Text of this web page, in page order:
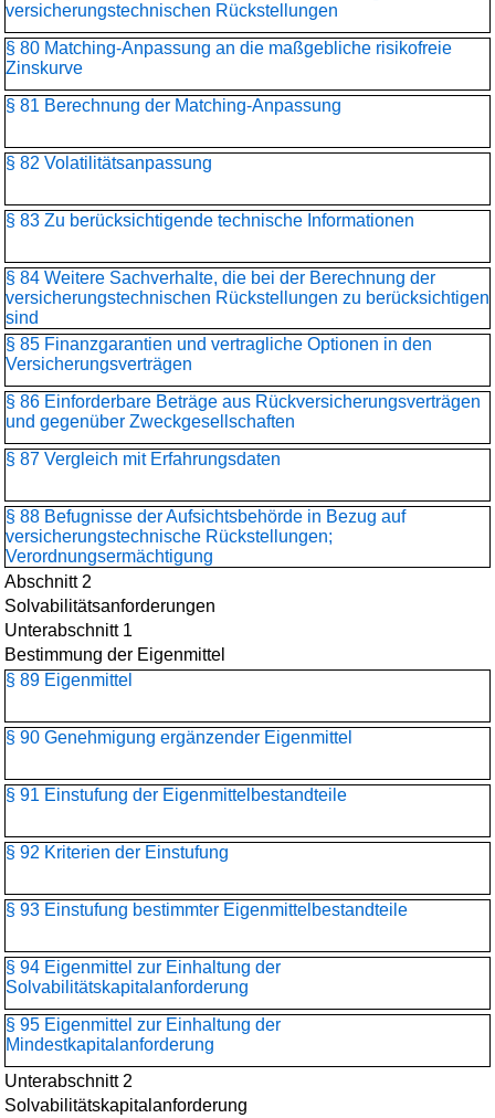
versicherungstechnischen Rückstellungen
§ 80 Matching-Anpassung an die maßgebliche risikofreie
Zinskurve
§ 81 Berechnung der Matching-Anpassung
§ 82 Volatilitätsanpassung
§ 83 Zu berücksichtigende technische Informationen
§ 84 Weitere Sachverhalte, die bei der Berechnung der
versicherungstechnischen Rückstellungen zu berücksichtigen
sind
§ 85 Finanzgarantien und vertragliche Optionen in den
Versicherungsverträgen
§ 86 Einforderbare Beträge aus Rückversicherungsverträgen
und gegenüber Zweckgesellschaften
§ 87 Vergleich mit Erfahrungsdaten
§ 88 Befugnisse der Aufsichtsbehörde in Bezug auf
versicherungstechnische Rückstellungen;
Verordnungsermächtigung
Abschnitt 2
Solvabilitätsanforderungen
Unterabschnitt 1
Bestimmung der Eigenmittel
§ 89 Eigenmittel
§ 90 Genehmigung ergänzender Eigenmittel
§ 91 Einstufung der Eigenmittelbestandteile
§ 92 Kriterien der Einstufung
§ 93 Einstufung bestimmter Eigenmittelbestandteile
§ 94 Eigenmittel zur Einhaltung der
Solvabilitätskapitalanforderung
§ 95 Eigenmittel zur Einhaltung der
Mindestkapitalanforderung
Unterabschnitt 2
Solvabilitätskapitalanforderung